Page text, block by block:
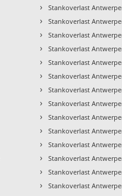
› Stankoverlast
› Stankoverlast
› Stankoverlast
› Stankoverlast
› Stankoverlast
› Stankoverlast
› Stankoverlast
› Stankoverlast
› Stankoverlast
› Stankoverlast
› Stankoverlast
› Stankoverlast
› Stankoverlast
› Stankoverlast